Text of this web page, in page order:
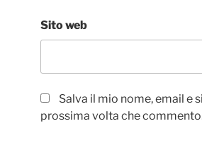
Sito web
Salva il mio nome, email e
prossima volta che